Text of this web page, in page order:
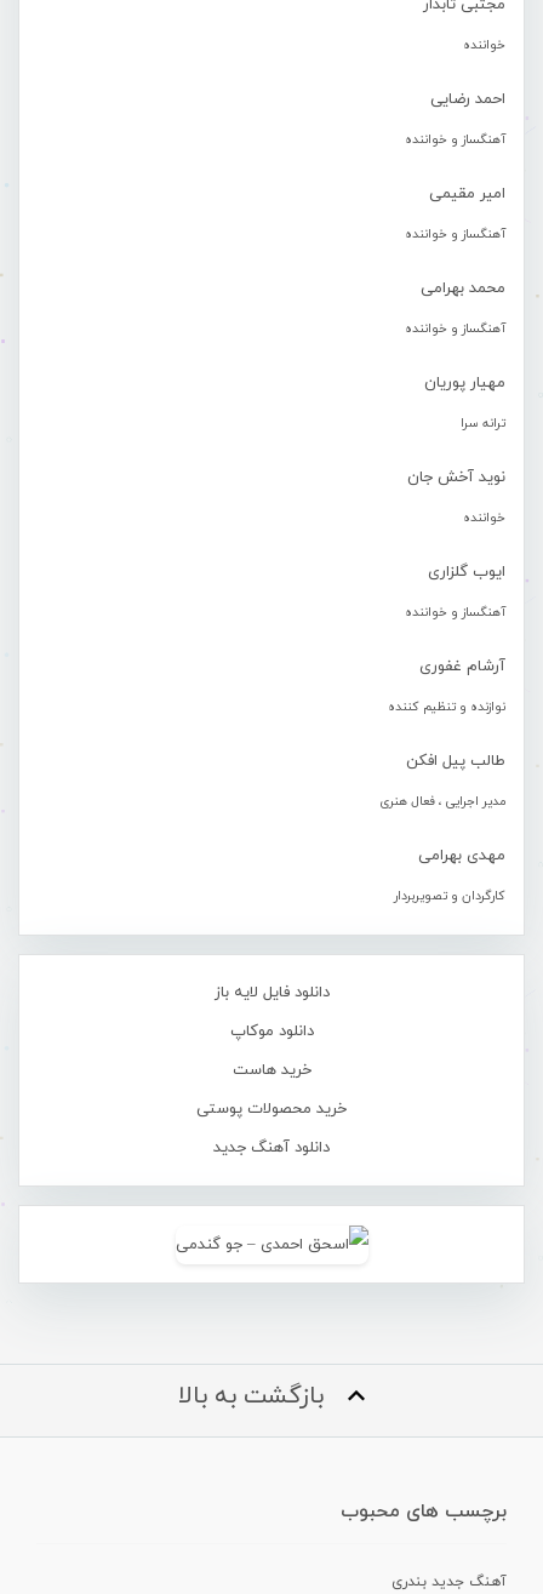
مجتبی تابدار
خواننده
احمد رضایی
آهنگساز و خواننده
امیر مقیمی
آهنگساز و خواننده
محمد بهرامی
آهنگساز و خواننده
مهیار پوریان
ترانه سرا
نوید آخش جان
خواننده
ایوب گلزاری
آهنگساز و خواننده
آرشام غفوری
نوازنده و تنظیم کننده
طالب پیل افکن
مدیر اجرایی ، فعال هنری
مهدی بهرامی
کارگردان و تصویربردار
دانلود فایل لایه باز
دانلود موکاپ
خرید هاست
خرید محصولات پوستی
دانلود آهنگ جدید
بازگشت به بالا
برچسب های محبوب
آهنگ جدید بندری